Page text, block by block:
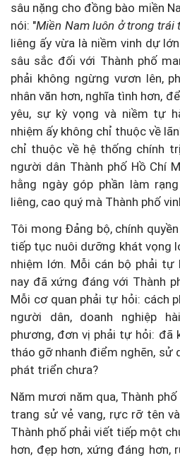
sâu nặng cho đồng bào miền
nói: "Miền Nam luôn ở trong trái
liêng ấy vừa là niềm vinh dự
sâu sắc đối với Thành phố
phải không ngừng vươn lên,
nhân văn hơn, nghĩa tình hơn,
yêu, sự kỳ vọng và niềm tự
nhiệm ấy không chỉ thuộc về
chỉ thuộc về hệ thống chính
người dân Thành phố Hồ Chí
hằng ngày góp phần làm
liêng, cao quý mà Thành phố
Tôi mong Đảng bộ, chính
tiếp tục nuôi dưỡng khát vọng
nhiệm lớn. Mỗi cán bộ phải tự
nay đã xứng đáng với Thành
Mỗi cơ quan phải tự hỏi: cách
người dân, doanh nghiệp
phương, đơn vị phải tự hỏi: đã
tháo gỡ nhanh điểm nghẽn, sử
phát triển chưa?
Năm mươi năm qua, Thành
trang sử vẻ vang, rực rỡ tên
Thành phố phải viết tiếp một
hơn, đẹp hơn, xứng đáng hơn,